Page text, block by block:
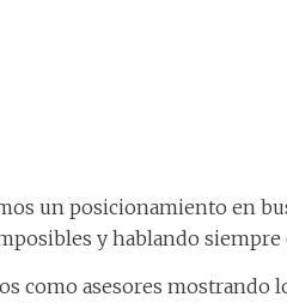
un posicionamiento en
y hablando
como asesores mostrando